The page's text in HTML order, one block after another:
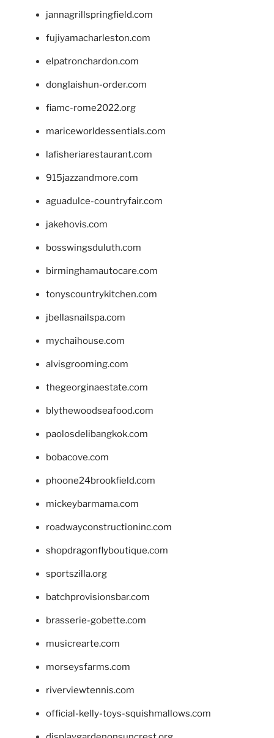
jannagrillspringfield.com
fujiyamacharleston.com
elpatronchardon.com
donglaishun-order.com
fiamc-rome2022.org
mariceworldessentials.com
lafisheriarestaurant.com
915jazzandmore.com
aguadulce-countryfair.com
jakehovis.com
bosswingsduluth.com
birminghamautocare.com
tonyscountrykitchen.com
jbellasnailspa.com
mychaihouse.com
alvisgrooming.com
thegeorginaestate.com
blythewoodseafood.com
paolosdelibangkok.com
bobacove.com
phoone24brookfield.com
mickeybarmama.com
roadwayconstructioninc.com
shopdragonflyboutique.com
sportszilla.org
batchprovisionsbar.com
brasserie-gobette.com
musicrearte.com
morseysfarms.com
riverviewtennis.com
official-kelly-toys-squishmallows.com